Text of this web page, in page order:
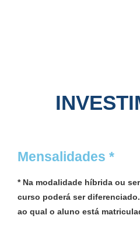
Mensalidades *
* Na modalidade híbrida ou
curso poderá ser
ao qual o aluno está